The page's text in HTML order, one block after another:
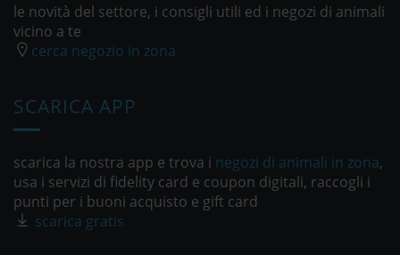
le novità del settore, i consigli utili ed i negozi di animali
vicino a te
cerca negozio in zona
SCARICA APP
scarica la nostra app e trova i negozi di animali in zona,
usa i servizi di fidelity card e coupon digitali, raccogli i
punti per i buoni acquisto e gift card
scarica gratis